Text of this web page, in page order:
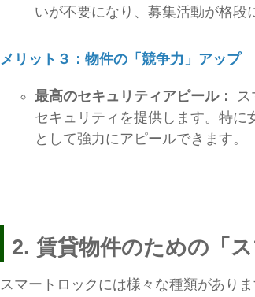
いが不要になり、募集活動が格段
メリット３：物件の「競争力」アップ
最高のセキュリティアピール：
ス
セキュリティを提供します。特に
として強力にアピールできます。
2. 賃貸物件のための「
スマートロックには様々な種類があり